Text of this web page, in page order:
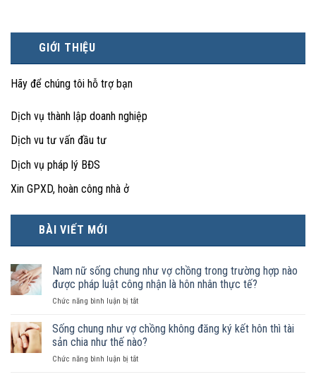
GIỚI THIỆU
Hãy để chúng tôi hỗ trợ bạn
Dịch vụ thành lập doanh nghiệp
Dịch vu tư vấn đầu tư
Dịch vụ pháp lý BĐS
Xin GPXD, hoàn công nhà ở
BÀI VIẾT MỚI
Nam nữ sống chung như vợ chồng trong trường hợp nào
được pháp luật công nhận là hôn nhân thực tế?
Chức năng bình luận bị tắtở
nữ
sống
chung
như
Sống chung như vợ chồng không đăng ký kết hôn thì tài
sản chia như thế nào?
Chức năng bình luận bị tắtở